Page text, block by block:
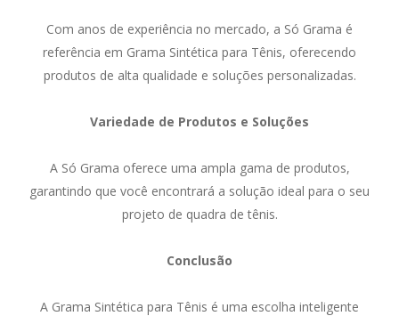
Com anos de experiência no mercado, a Só Grama é
referência em Grama Sintética para Tênis, oferecendo
produtos de alta qualidade e soluções personalizadas.
Variedade de Produtos e Soluções
A Só Grama oferece uma ampla gama de produtos,
garantindo que você encontrará a solução ideal para o seu
projeto de quadra de tênis.
Conclusão
A Grama Sintética para Tênis é uma escolha inteligente